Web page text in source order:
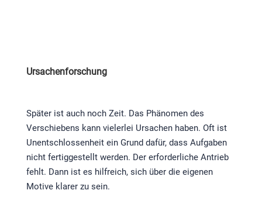
Ursachenforschung
Später ist auch noch Zeit. Das Phänomen des
Verschiebens kann vielerlei Ursachen haben. Oft ist
Unentschlossenheit ein Grund dafür, dass Aufgaben
nicht fertiggestellt werden. Der erforderliche Antrieb
fehlt. Dann ist es hilfreich, sich über die eigenen
Motive klarer zu sein.